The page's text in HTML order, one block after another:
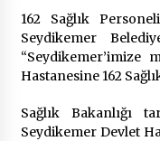
4
9
162 Sağlık
Seydikemer
“Seydikemer’imize
Hastanesine 162
Sağlık Bakanlığı
Seydikemer Devlet